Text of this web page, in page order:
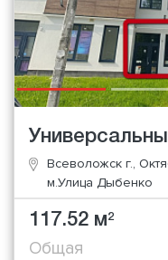
Всеволожск г.,
м.Улица Дыбенко
117.52 м2
Общая